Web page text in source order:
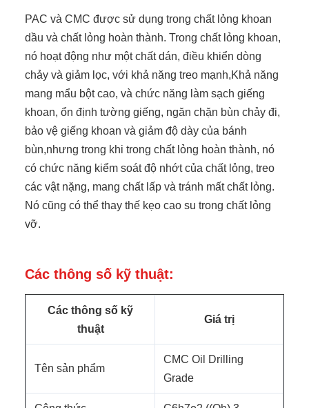
PAC và CMC được sử dụng trong chất lỏng khoan
dầu và chất lỏng hoàn thành. Trong chất lỏng khoan,
nó hoạt động như một chất dán, điều khiển dòng
chảy và giảm lọc, với khả năng treo mạnh,Khả năng
mang mẩu bột cao, và chức năng làm sạch giếng
khoan, ổn định tường giếng, ngăn chặn bùn chảy đi,
bảo vệ giếng khoan và giảm độ dày của bánh
bùn,nhưng trong khi trong chất lỏng hoàn thành, nó
có chức năng kiểm soát độ nhớt của chất lỏng, treo
các vật nặng, mang chất lấp và tránh mất chất lỏng.
Nó cũng có thể thay thế kẹo cao su trong chất lỏng
vỡ.
Các thông số kỹ thuật:
Các thông số kỹ
thuật
Giá trị
Tên sản phẩm
CMC Oil Drilling
Grade